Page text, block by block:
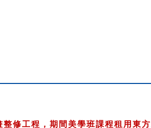
修工程，期間美學班課程租用東